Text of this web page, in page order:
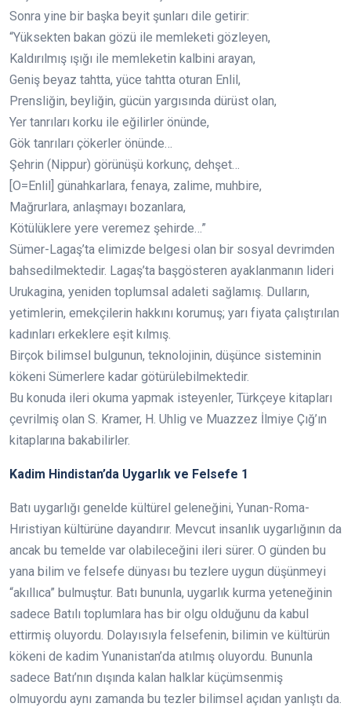
Sonra yine bir başka beyit şunları dile getirir:
“Yüksekten bakan gözü ile memleketi gözleyen,
Kaldırılmış ışığı ile memleketin kalbini arayan,
Geniş beyaz tahtta, yüce tahtta oturan Enlil,
Prensliğin, beyliğin, gücün yargısında dürüst olan,
Yer tanrıları korku ile eğilirler önünde,
Gök tanrıları çökerler önünde…
Şehrin (Nippur) görünüşü korkunç, dehşet…
[O=Enlil] günahkarlara, fenaya, zalime, muhbire,
Mağrurlara, anlaşmayı bozanlara,
Kötülüklere yere veremez şehirde…”
Sümer-Lagaş’ta elimizde belgesi olan bir sosyal devrimden
bahsedilmektedir. Lagaş’ta başgösteren ayaklanmanın lideri
Urukagina, yeniden toplumsal adaleti sağlamış. Dulların,
yetimlerin, emekçilerin hakkını korumuş; yarı fiyata çalıştırılan
kadınları erkeklere eşit kılmış.
Birçok bilimsel bulgunun, teknolojinin, düşünce sisteminin
kökeni Sümerlere kadar götürülebilmektedir.
Bu konuda ileri okuma yapmak isteyenler, Türkçeye kitapları
çevrilmiş olan S. Kramer, H. Uhlig ve Muazzez İlmiye Çığ’ın
kitaplarına bakabilirler.
Kadim Hindistan’da Uygarlık ve Felsefe 1
Batı uygarlığı genelde kültürel geleneğini, Yunan-Roma-
Hıristiyan kültürüne dayandırır. Mevcut insanlık uygarlığının da
ancak bu temelde var olabileceğini ileri sürer. O günden bu
yana bilim ve felsefe dünyası bu tezlere uygun düşünmeyi
“akıllıca” bulmuştur. Batı bununla, uygarlık kurma yeteneğinin
sadece Batılı toplumlara has bir olgu olduğunu da kabul
ettirmiş oluyordu. Dolayısıyla felsefenin, bilimin ve kültürün
kökeni de kadim Yunanistan’da atılmış oluyordu. Bununla
sadece Batı’nın dışında kalan halklar küçümsenmiş
olmuyordu aynı zamanda bu tezler bilimsel açıdan yanlıştı da.